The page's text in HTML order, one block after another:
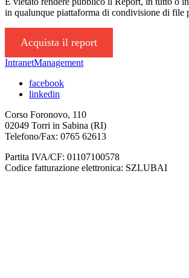
in qualunque piattaforma di condivisione di file
Acquista il report
IntranetManagement
facebook
linkedin
Corso Foronovo, 110
02049 Torri in Sabina (RI)
Telefono/Fax: 0765 62613
Partita IVA/CF: 01107100578
Codice fatturazione elettronica: SZLUBAI